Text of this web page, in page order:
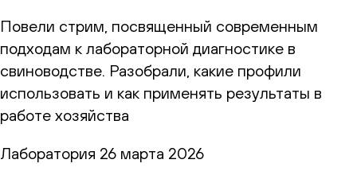
Повели стрим, посвященный современным
подходам к лабораторной диагностике в
свиноводстве. Разобрали, какие профили
использовать и как применять результаты в
работе хозяйства
Лаборатория 26 марта 2026